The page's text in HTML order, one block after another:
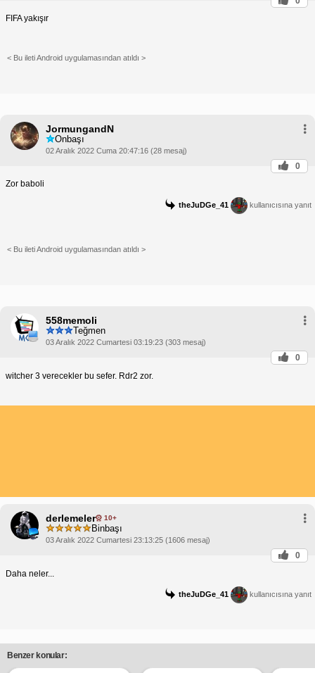
FIFA yakışır
< Bu ileti Android uygulamasından atıldı >
JormungandN
Onbaşı
02 Aralık 2022 Cuma 20:47:16 (28 mesaj)
0
Zor baboli
theJuDGe_41 kullanıcısına yanıt
< Bu ileti Android uygulamasından atıldı >
558memoli
Teğmen
03 Aralık 2022 Cumartesi 03:19:23 (303 mesaj)
0
witcher 3 verecekler bu sefer. Rdr2 zor.
derlemeler 10+
Binbaşı
03 Aralık 2022 Cumartesi 23:13:25 (1606 mesaj)
0
Daha neler...
theJuDGe_41 kullanıcısına yanıt
Benzer konular: